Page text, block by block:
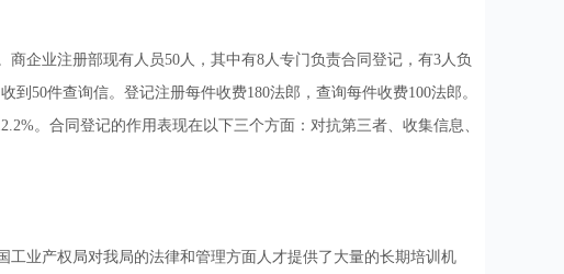
企业注册部现有人员50人，其中有8人专门负责合同登记，有3人负
50件查询信。登记注册每件收费180法郎，查询每件收费100法郎。
。合同登记的作用表现在以下三个方面：对抗第三者、收集信息、
业产权局对我局的法律和管理方面人才提供了大量的长期培训机